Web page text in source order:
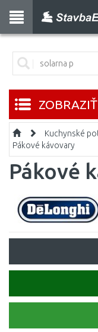
Kuchynské
Pákové kávovary
Pákové